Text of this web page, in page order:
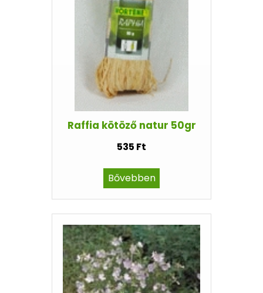
Raffia kötöző natur 50gr
535 Ft
Bővebben